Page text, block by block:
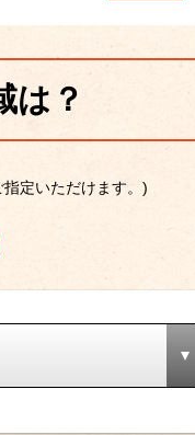
は？
定いただけます。)